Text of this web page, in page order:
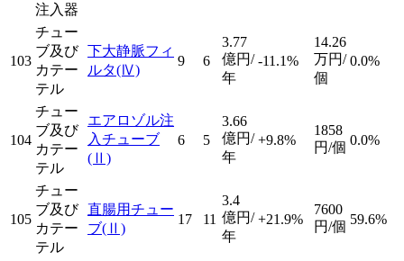
注入器
103
チュー
ブ及び
カテー
テル
下大静脈フィ
ルタ(Ⅳ)
9 6
3.77
億円/
年
-11.1%
14.26
万円/
個
0.0%
104
チュー
ブ及び
カテー
テル
エアロゾル注
入チューブ
(Ⅱ)
6 5
3.66
億円/
年
+9.8%
1858
円/個 0.0%
105
チュー
ブ及び
カテー
テル
直腸用チュー
ブ(Ⅱ)
17 11
3.4
億円/
年
+21.9%
7600
円/個 59.6%